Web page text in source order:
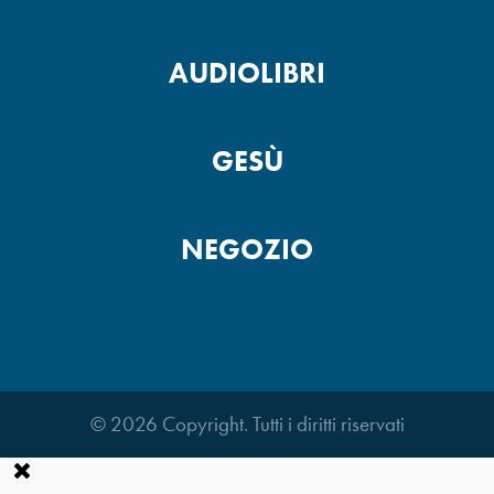
AUDIOLIBRI
GESÙ
NEGOZIO
© 2026 Copyright. Tutti i diritti riservati